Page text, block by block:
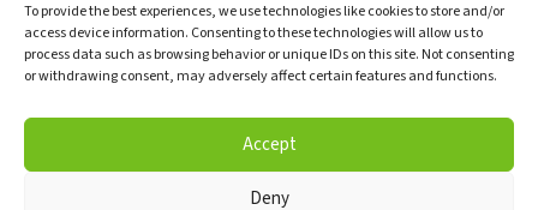
To provide the best experiences, we use technologies like cookies to store and/or
access device information. Consenting to these technologies will allow us to
process data such as browsing behavior or unique IDs on this site. Not consenting
or withdrawing consent, may adversely affect certain features and functions.
Accept
Deny
English Nederlands